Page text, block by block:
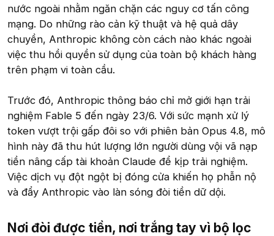
nước ngoài nhằm ngăn chặn các nguy cơ tấn công
mạng. Do những rào cản kỹ thuật và hệ quả dây
chuyền, Anthropic không còn cách nào khác ngoài
việc thu hồi quyền sử dụng của toàn bộ khách hàng
trên phạm vi toàn cầu.
Trước đó, Anthropic thông báo chỉ mở giới hạn trải
nghiệm Fable 5 đến ngày 23/6. Với sức mạnh xử lý
token vượt trội gấp đôi so với phiên bản Opus 4.8, mô
hình này đã thu hút lượng lớn người dùng vội vã nạp
tiền nâng cấp tài khoản Claude để kịp trải nghiệm.
Việc dịch vụ đột ngột bị đóng cửa khiến họ phẫn nộ
và đẩy Anthropic vào làn sóng đòi tiền dữ dội.
Nơi đòi được tiền, nơi trắng tay vì bộ lọc